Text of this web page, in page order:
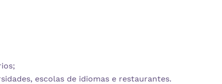
escolas de idiomas e restaurantes.